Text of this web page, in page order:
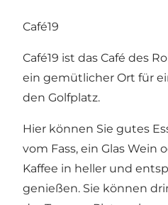
Café19
Café19 ist das Café des
ein gemütlicher Ort für
den Golfplatz.
Hier können Sie gutes
vom Fass, ein Glas Wein
Kaffee in heller und
genießen. Sie können